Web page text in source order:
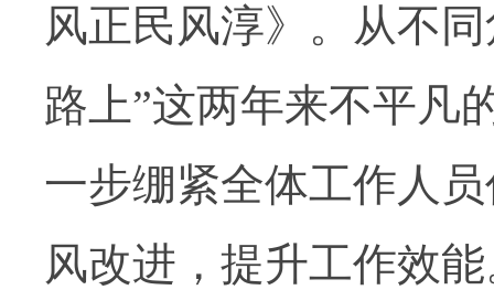
风正民风淳》。从不
路上”这两年来不平凡
一步绷紧全体工作人
风改进，提升工作效